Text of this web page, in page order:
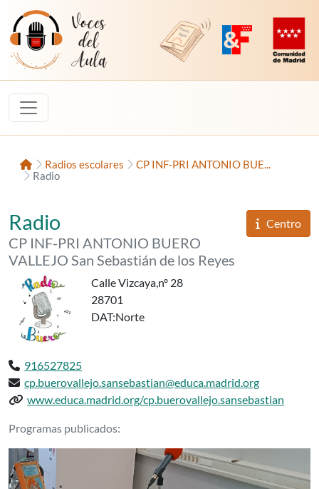
Saltar al contenido
Voces del Aula
Revista Digital de EducaMadrid
Plataforma de
InicioRadios escolares
CP INF-PRI ANTONIO BUE...
Radio
del
Centro
«Radio Buero»,
Radio
CP INF-PRI ANTONIO BUERO
VALLEJO San Sebastián de los Reyes
Calle Vizcaya,nº 28
28701
DAT:Norte
Teléfono:
916527825
Email:cp.buerovallejo.sansebastian@educa.madrid.org
Web del centro:
www.educa.madrid.org/cp.buerovallejo.sansebastian
Podcasts delCP INF-PRI ANTONIO
Programas publicados: